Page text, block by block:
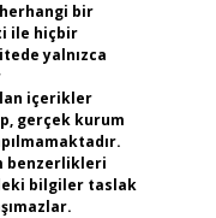
bir
ile hiçbir
yalnızca
içerikler
gerçek kurum
benzerlikleri
bilgiler taslak